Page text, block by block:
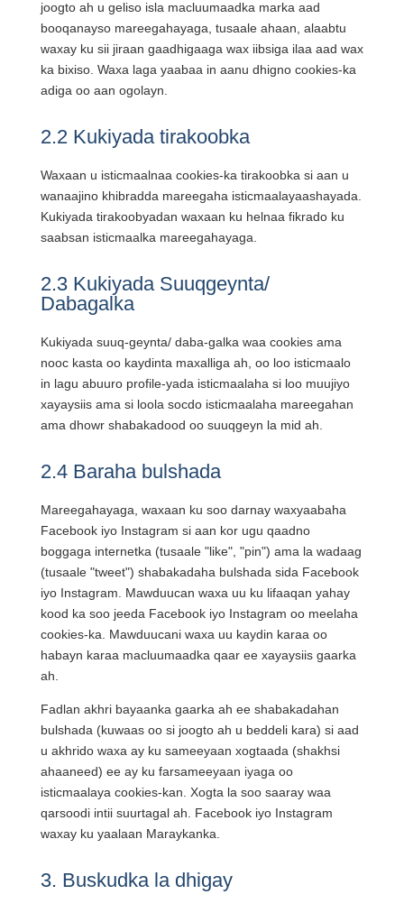
joogto ah u geliso isla macluumaadka marka aad
booqanayso mareegahayaga, tusaale ahaan, alaabtu
waxay ku sii jiraan gaadhigaaga wax iibsiga ilaa aad wax
ka bixiso. Waxa laga yaabaa in aanu dhigno cookies-ka
adiga oo aan ogolayn.
2.2 Kukiyada tirakoobka
Waxaan u isticmaalnaa cookies-ka tirakoobka si aan u
wanaajino khibradda mareegaha isticmaalayaashayada.
Kukiyada tirakoobyadan waxaan ku helnaa fikrado ku
saabsan isticmaalka mareegahayaga.
2.3 Kukiyada Suuqgeynta/
Dabagalka
Kukiyada suuq-geynta/ daba-galka waa cookies ama
nooc kasta oo kaydinta maxalliga ah, oo loo isticmaalo
in lagu abuuro profile-yada isticmaalaha si loo muujiyo
xayaysiis ama si loola socdo isticmaalaha mareegahan
ama dhowr shabakadood oo suuqgeyn la mid ah.
2.4 Baraha bulshada
Mareegahayaga, waxaan ku soo darnay waxyaabaha
Facebook iyo Instagram si aan kor ugu qaadno
boggaga internetka (tusaale "like", "pin") ama la wadaag
(tusaale "tweet") shabakadaha bulshada sida Facebook
iyo Instagram. Mawduucan waxa uu ku lifaaqan yahay
kood ka soo jeeda Facebook iyo Instagram oo meelaha
cookies-ka. Mawduucani waxa uu kaydin karaa oo
habayn karaa macluumaadka qaar ee xayaysiis gaarka
ah.
Fadlan akhri bayaanka gaarka ah ee shabakadahan
bulshada (kuwaas oo si joogto ah u beddeli kara) si aad
u akhrido waxa ay ku sameeyaan xogtaada (shakhsi
ahaaneed) ee ay ku farsameeyaan iyaga oo
isticmaalaya cookies-kan. Xogta la soo saaray waa
qarsoodi intii suurtagal ah. Facebook iyo Instagram
waxay ku yaalaan Maraykanka.
3. Buskudka la dhigay